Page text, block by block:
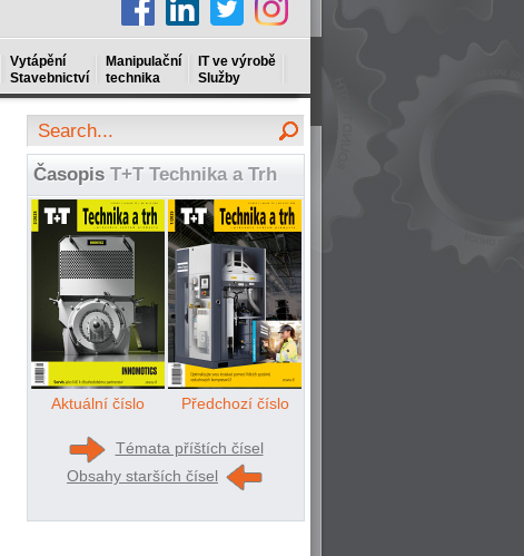
Vytápění
Stavebnictví
Manipulační
technika
IT ve výrobě
Služby
Časopis T+T Technika a Trh
Aktuální číslo Předchozí číslo
Témata příštích čísel
Obsahy starších čísel